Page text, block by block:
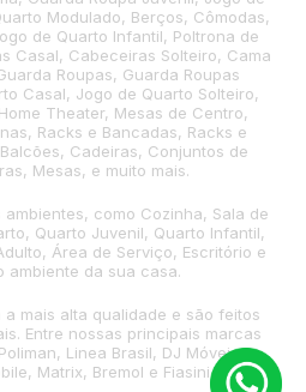
Modulado, Berços, Cômodas,
de Quarto Infantil, Poltrona de
Casal, Cabeceiras Solteiro, Cama
Roupas, Guarda Roupas
Casal, Jogo de Quarto Solteiro,
Theater, Mesas de Centro,
Racks e Bancadas, Racks e
Cadeiras, Conjuntos de
Mesas, e muito mais.
como Cozinha, Sala de
Quarto Juvenil, Quarto Infantil,
Área de Serviço, Escritório e
ambiente da sua casa.
a mais alta qualidade e são feitos
Entre nossas principais marcas
Linea Brasil, DJ Móveis,
Matrix, Bremol e Fiasini.